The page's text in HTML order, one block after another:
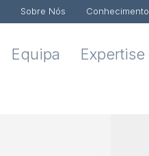
Sobre Nós Conhecimento
Equipa Expertise